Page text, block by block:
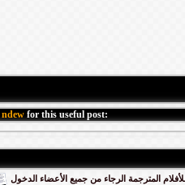
ndew for this useful post:
المترجمة الرجاء من جميع الأعضاء الدخول